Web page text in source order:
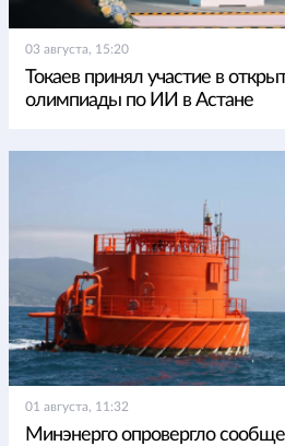
03 августа, 15:20
Токаев принял участие в
олимпиады по ИИ в Астане
01 августа, 11:32
Минэнерго опровергло